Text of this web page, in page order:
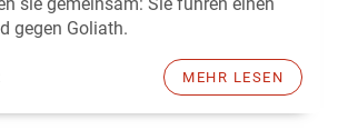
gegen Goliath.
MEHR LESEN